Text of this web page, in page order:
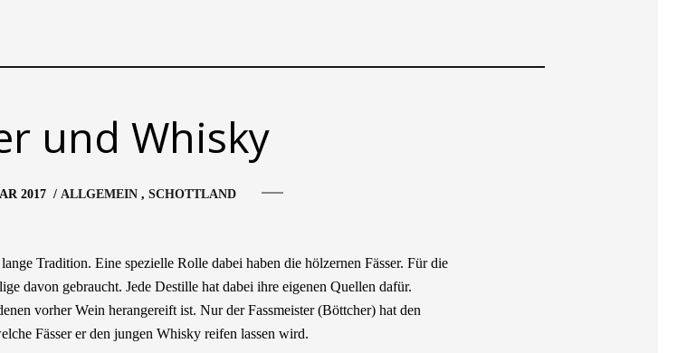
und Whisky
2017/ ALLGEMEIN SCHOTTLAND
Tradition. Eine spezielle Rolle dabei haben die hölzernen Fässer. Für die
davon gebraucht. Jede Destille hat dabei ihre eigenen Quellen dafür.
vorher Wein herangereift ist. Nur der Fassmeister (Böttcher) hat den
Fässer er den jungen Whisky reifen lassen wird.